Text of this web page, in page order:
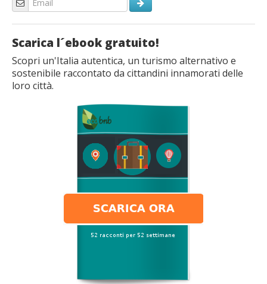
Scarica l´ebook gratuito!
Scopri un'Italia autentica, un turismo alternativo e
sostenibile raccontato da cittandini innamorati delle
loro città.